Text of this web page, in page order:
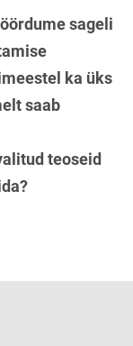
sageli
ka üks
saab
teoseid